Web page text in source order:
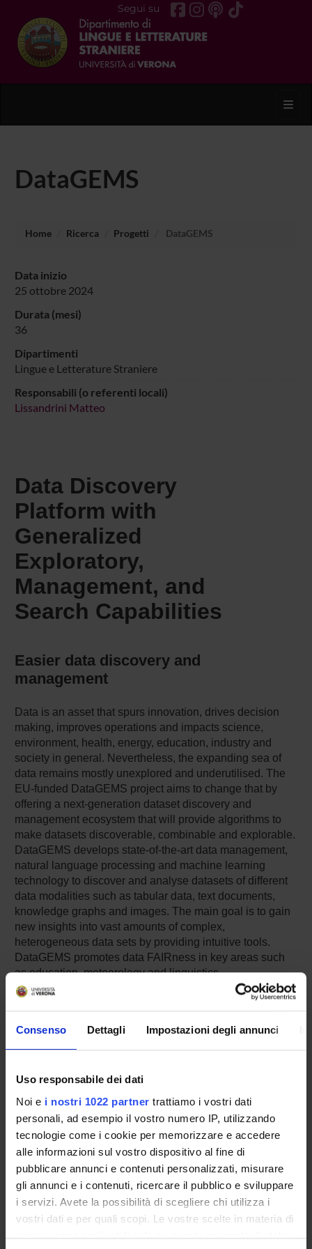
Consenso Dettagli Impostazioni degli annunci
Uso responsabile dei dati
Noi e i nostri 1022 partner trattiamo i vostri dati
personali, ad esempio il vostro numero IP, utilizzando
tecnologie come i cookie per memorizzare e accedere
alle informazioni sul vostro dispositivo al fine di
pubblicare annunci e contenuti personalizzati, misurare
gli annunci e i contenuti, ricercare il pubblico e sviluppare
i servizi. Avete la possibilità di scegliere chi utilizza i
vostri dati e per quali scopi. Le vostre scelte in materia di
privacy sono applicabili solo su questa proprietà digitale
Segui su
DataGEMS
Home Ricerca Progetti DataGEMS
Data inizio
25 ottobre 2024
Durata (mesi)
36
Dipartimenti
Lingue e Letterature Straniere
Responsabili (o referenti locali)
Lissandrini Matteo
Data Discovery
Platform with
Generalized
Exploratory,
Management, and
Search Capabilities
Easier data discovery and
management
Data is an asset that spurs innovation, drives decision
making, improves operations and impacts science,
environment, health, energy, education, industry and
society in general. Nevertheless, the expanding sea of
data remains mostly unexplored and underutilised. The
EU-funded DataGEMS project aims to change that by
offering a next-generation dataset discovery and
management ecosystem that will provide algorithms to
make datasets discoverable, combinable and explorable.
DataGEMS develops state-of-the-art data management,
natural language processing and machine learning
technology to discover and analyse datasets of different
data modalities such as tabular data, text documents,
knowledge graphs and images. The main goal is to gain
new insights into vast amounts of complex,
heterogeneous data sets by providing intuitive tools.
DataGEMS promotes data FAIRness in key areas such
as education, meteorology and linguistics.
ENTI FINANZIATORI:
Finanziamento:assegnato e gestito dal Dipartimento
PARTECIPANTI AL PROGETTO
Beatrice Amico
Ricercatore a tempo determinato
Carlo Combi
Professore ordinario